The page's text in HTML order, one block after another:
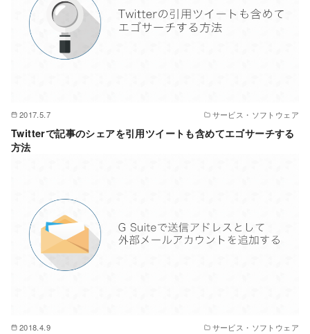
2017.5.7 サービス・ソフトウェア
Twitterで記事のシェアを引用ツイートも含めてエゴサーチする
方法
2018.4.9 サービス・ソフトウェア